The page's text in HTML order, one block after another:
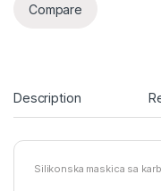
Compare
Description
Silikonska maskica sa